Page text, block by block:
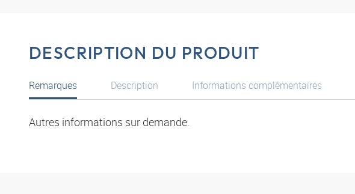
DESCRIPTION DU PRODUIT
Remarques
Autres informations sur demande.
Description Informations complémentaires